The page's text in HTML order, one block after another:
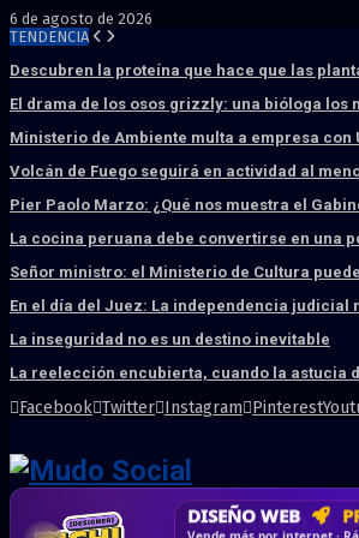
6 de agosto de 2026
TENDENCIA
Descubren la proteína que hace que las
El drama de los osos grizzly: una bióloga los
Ministerio de Ambiente multa a empresa con
Volcán de Fuego seguirá en actividad al
Pier Paolo Marzo: ¿Qué nos muestra el
La cocina peruana debe convertirse en una
Señor ministro: el Ministerio de Cultura
En el día del Juez: La independencia judicial
La inseguridad no es un destino inevitable
La reelección encubierta, cuando la astucia
Facebook Twitter Instagram Pinterest
HOSTING SSD
DISEÑO WEB
CRM &
CORREO